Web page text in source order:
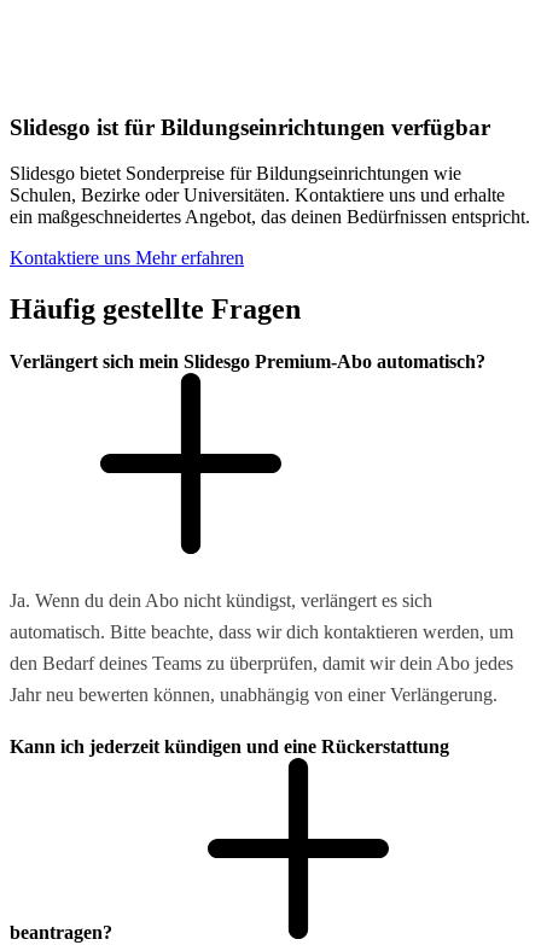
Slidesgo ist für Bildungseinrichtungen verfügbar
Slidesgo bietet Sonderpreise für Bildungseinrichtungen wie
Schulen, Bezirke oder Universitäten. Kontaktiere uns und erhalte
ein maßgeschneidertes Angebot, das deinen Bedürfnissen entspricht.
Kontaktiere uns Mehr erfahren
Häufig gestellte Fragen
Verlängert sich mein Slidesgo Premium-Abo automatisch?
Ja. Wenn du dein Abo nicht kündigst, verlängert es sich
automatisch. Bitte beachte, dass wir dich kontaktieren werden, um
den Bedarf deines Teams zu überprüfen, damit wir dein Abo jedes
Jahr neu bewerten können, unabhängig von einer Verlängerung.
Kann ich jederzeit kündigen und eine Rückerstattung
beantragen?